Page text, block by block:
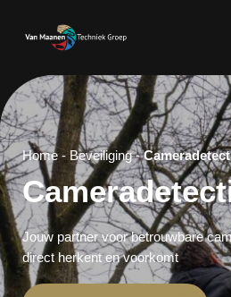
Home - Beveiliging-
Jouw partner voor betrouwbare
direct herkent en voorkomt